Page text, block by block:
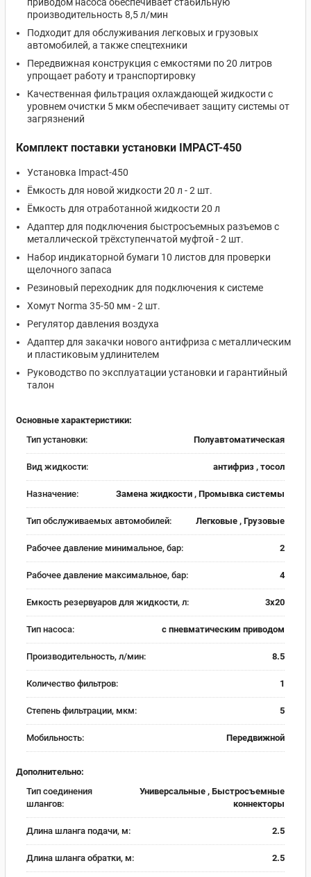
производительность 8,5 л/мин
Подходит для обслуживания легковых и грузовых
автомобилей, а также спецтехники
Передвижная конструкция с емкостями по 20 литров
упрощает работу и транспортировку
Качественная фильтрация охлаждающей жидкости с
уровнем очистки 5 мкм обеспечивает защиту системы от
загрязнений
Комплект поставки установки IMPACT-450
Установка Impact-450
Ёмкость для новой жидкости 20 л - 2 шт.
Ёмкость для отработанной жидкости 20 л
Адаптер для подключения быстросъемных разъемов с
металлической трёхступенчатой муфтой - 2 шт.
Набор индикаторной бумаги 10 листов для проверки
щелочного запаса
Резиновый переходник для подключения к системе
Хомут Norma 35-50 мм - 2 шт.
Регулятор давления воздуха
Адаптер для закачки нового антифриза с металлическим
и пластиковым удлинителем
Руководство по эксплуатации установки и гарантийный
талон
Основные характеристики:
Тип установки:
Полуавтоматическая
Вид жидкости: антифриз , тосол
Назначение: Замена жидкости , Промывка системы
Тип обслуживаемых автомобилей: Легковые , Грузовые
Рабочее давление минимальное, бар: 2
Рабочее давление максимальное, бар: 4
Емкость резервуаров для жидкости, л: 3х20
Тип насоса: с пневматическим приводом
Производительность, л/мин: 8.5
Количество фильтров: 1
Cтепень фильтрации, мкм: 5
Мобильность: Передвижной
Дополнительно:
Тип соединения
шлангов:
Универсальные , Быстросъемные
коннекторы
Длина шланга подачи, м: 2.5
Длина шланга обратки, м: 2.5